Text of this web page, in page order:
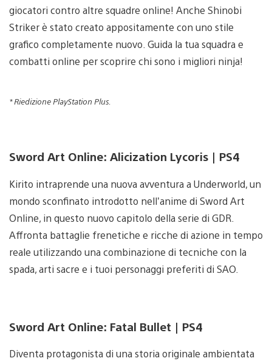
giocatori contro altre squadre online! Anche Shinobi
Striker è stato creato appositamente con uno stile
grafico completamente nuovo. Guida la tua squadra e
combatti online per scoprire chi sono i migliori ninja!
* Riedizione PlayStation Plus.
Sword Art Online: Alicization Lycoris | PS4
Kirito intraprende una nuova avventura a Underworld, un
mondo sconfinato introdotto nell’anime di Sword Art
Online, in questo nuovo capitolo della serie di GDR.
Affronta battaglie frenetiche e ricche di azione in tempo
reale utilizzando una combinazione di tecniche con la
spada, arti sacre e i tuoi personaggi preferiti di SAO.
Sword Art Online: Fatal Bullet | PS4
Diventa protagonista di una storia originale ambientata